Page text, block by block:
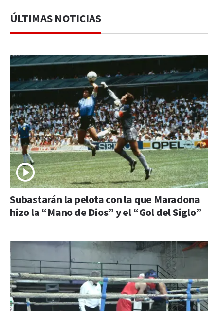
ÚLTIMAS NOTICIAS
Subastarán la pelota con la que Maradona
hizo la “Mano de Dios” y el “Gol del Siglo”